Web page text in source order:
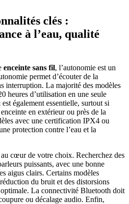
clés :
à l’eau, qualité
enceinte sans fil, l’autonomie est un
permet d’écouter de la
interruption. La majorité des modèles
heures d’utilisation en une seule
également essentielle, surtout si
en extérieur ou près de la
avec une certification IPX4 ou
protection contre l’eau et la
cœur de votre choix. Recherchez des
puissants, avec une bonne
aigus clairs. Certains modèles
du bruit et des distorsions
La connectivité Bluetooth doit
ou décalage audio. Enfin,